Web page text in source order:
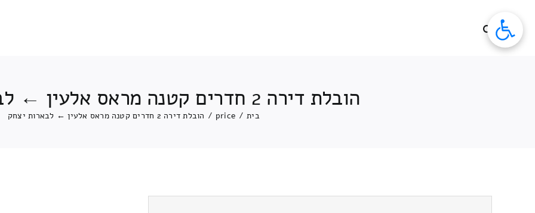
הובלת דירה 2 חדרים קטנה מראס אלעין ← לבארות יצחק
בית /
price
/ הובלת דירה 2 חדרים קטנה מראס אלעין ← לבארות יצחק